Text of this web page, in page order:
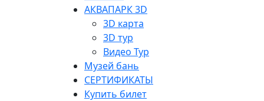
АКВАПАРК 3D
3D карта
3D тур
Видео Тур
Музей бань
СЕРТИФИКАТЫ
Купить билет